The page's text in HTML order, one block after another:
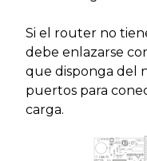
Si el router no
debe enlazarse
que disponga del
puertos para
carga.